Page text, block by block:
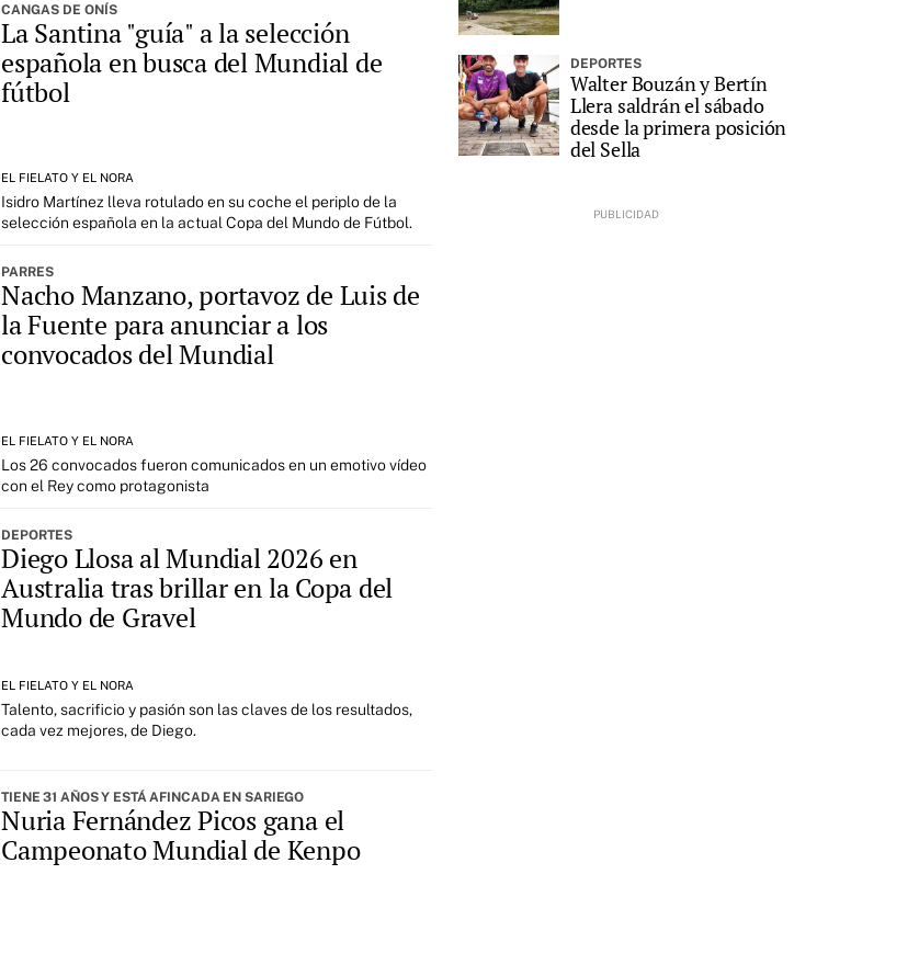
CANGAS DE ONÍS
La Santina "guía" a la selección
española en busca del Mundial de
fútbol
EL FIELATO Y EL NORA
Isidro Martínez lleva rotulado en su coche el periplo de la
selección española en la actual Copa del Mundo de Fútbol.
PARRES
Nacho Manzano, portavoz de Luis de
la Fuente para anunciar a los
convocados del Mundial
EL FIELATO Y EL NORA
Los 26 convocados fueron comunicados en un emotivo vídeo
con el Rey como protagonista
DEPORTES
Diego Llosa al Mundial 2026 en
Australia tras brillar en la Copa del
Mundo de Gravel
EL FIELATO Y EL NORA
Talento, sacrificio y pasión son las claves de los resultados,
cada vez mejores, de Diego.
TIENE 31 AÑOS Y ESTÁ AFINCADA EN SARIEGO
Nuria Fernández Picos gana el
Campeonato Mundial de Kenpo
DEPORTES
Walter Bouzán y Bertín
Llera saldrán el sábado
desde la primera posición
del Sella